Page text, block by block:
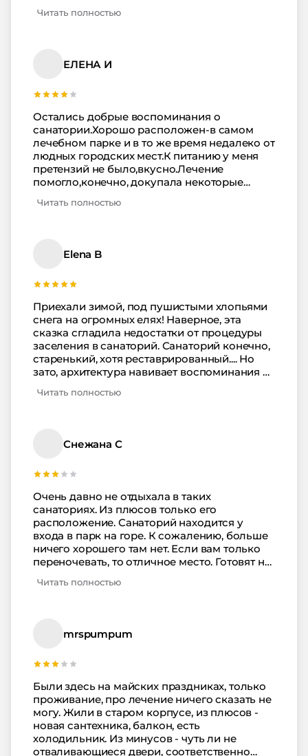
но, к сожалению, там все номера семейные,
проходят все лечения. В номере очень
хорошие матрасы, пластиковые окна со
двухкомнатный номер. Ванная достаточно
большая. Очень добрая врач Ольга
Петровна, заботливая и внимательная.При
заезде первым делом снимают ЭКГ
Читать полностью
ЕЛЕНА И
Остались добрые воспоминания о
санатории.Хорошо расположен-в самом
лечебном парке и в то же время недалеко от
людных городских мест.К питанию у меня
претензий не было,вкусно.Лечение
помогло,конечно, докупала некоторые
шапочка".Каждое утро с инструктором
отличные концерты музыкантов-
профессионалов.Танцы в
немаловажное мероприятие.Здесь-это
большой минус.При желании можно ходить
в военный санаторий
неподалёку.обслуживание хорошее.Весь
персонал приветливый.
Читать полностью
Elena B
Приехали зимой, под пушистыми хлопьями
снега на огромных елях! Наверное, эта
сказка сгладила недостатки от процедуры
заселения в санаторий. Санаторий конечно,
старенький, хотя реставрированный.... Но
зато, архитектура навивает воспоминания о
важно. У нас окна выходили на парк, прямо
Вобщем все было замечательно, питание,
лечение на отлично. Далековато от
недалеко от канатной дороги. Мы делали
ежедневные пешие прогулки утром и
вечером.
Читать полностью
Снежана С
Очень давно не отдыхала в таких
санаториях. Из плюсов только его
расположение. Санаторий находится у
входа в парк на горе. К сожалению, больше
ничего хорошего там нет. Если вам только
переночевать, то отличное место. Готовят не
убрались ни разу. Все старое и изношенное.
горячей водой. Ее приходилось сливать по
следующий раз посмотрю квартиру.
Кисловодск очень понравился. Хотелось бы
вернуться в этот город.
Читать полностью
mrspumpum
Были здесь на майских праздниках, только
проживание, про лечение ничего сказать не
могу. Жили в старом корпусе, из плюсов -
новая сантехника, балкон, есть
холодильник. Из минусов - чуть ли не
отваливающиеся двери, соответственно